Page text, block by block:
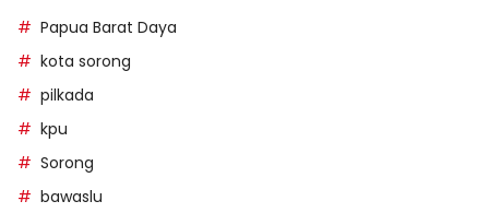
Papua Barat Daya
kota sorong
pilkada
kpu
Sorong
bawaslu